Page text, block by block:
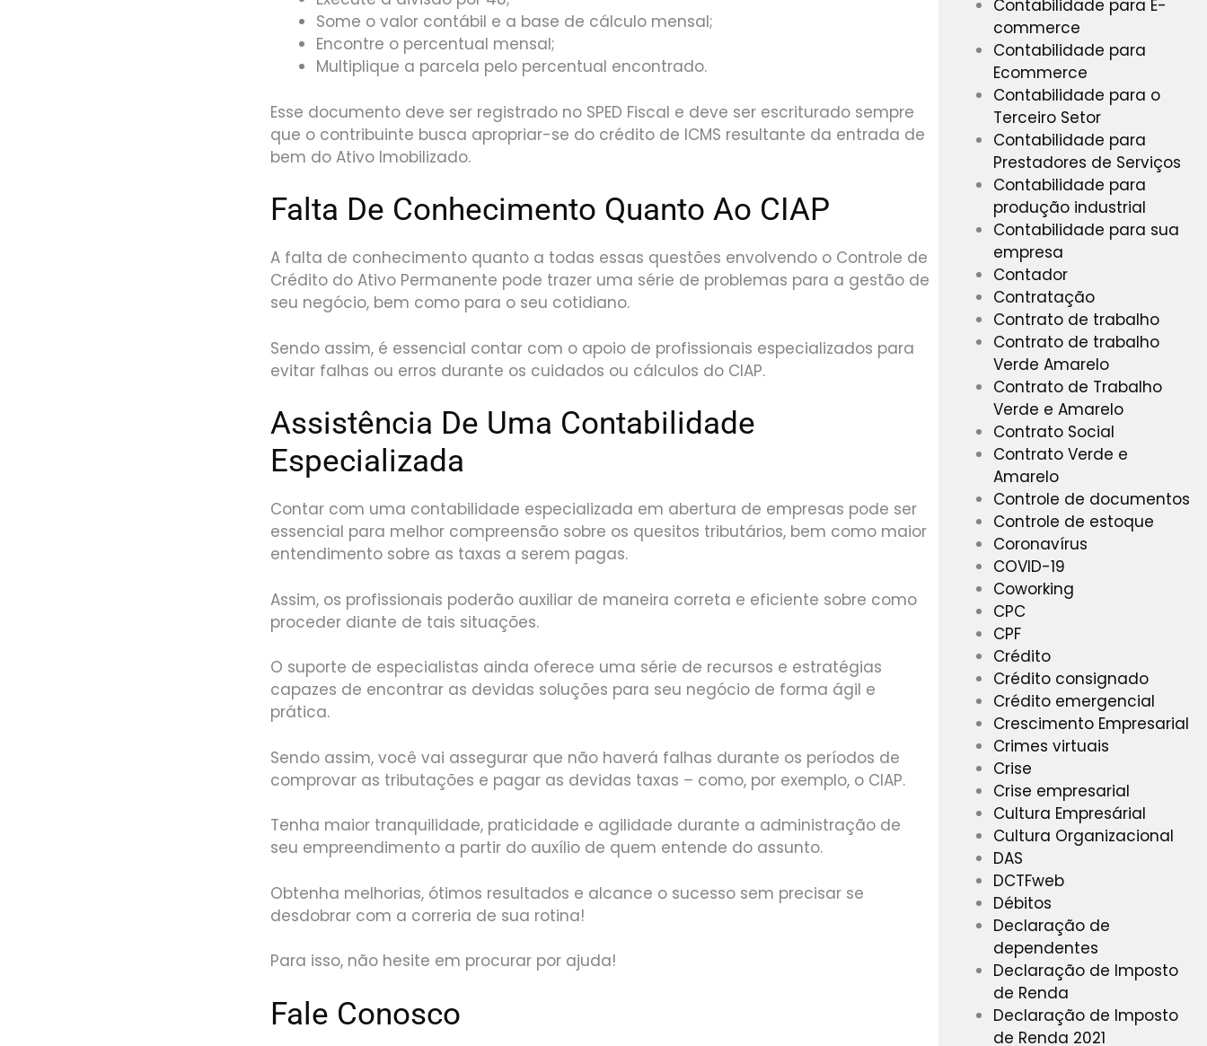
Some o valor contábil e a base de cálculo mensal;
Encontre o percentual mensal;
Multiplique a parcela pelo percentual encontrado.
Esse documento deve ser registrado no SPED Fiscal e deve ser escriturado sempre
que o contribuinte busca apropriar-se do crédito de ICMS resultante da entrada de
bem do Ativo Imobilizado.
Falta De Conhecimento Quanto Ao CIAP
A falta de conhecimento quanto a todas essas questões envolvendo o Controle de
Crédito do Ativo Permanente pode trazer uma série de problemas para a gestão de
seu negócio, bem como para o seu cotidiano.
Sendo assim, é essencial contar com o apoio de profissionais especializados para
evitar falhas ou erros durante os cuidados ou cálculos do CIAP.
Assistência De Uma Contabilidade
Especializada
Contar com uma contabilidade especializada em abertura de empresas pode ser
essencial para melhor compreensão sobre os quesitos tributários, bem como maior
entendimento sobre as taxas a serem pagas.
Assim, os profissionais poderão auxiliar de maneira correta e eficiente sobre como
proceder diante de tais situações.
O suporte de especialistas ainda oferece uma série de recursos e estratégias
capazes de encontrar as devidas soluções para seu negócio de forma ágil e
prática.
Sendo assim, você vai assegurar que não haverá falhas durante os períodos de
comprovar as tributações e pagar as devidas taxas – como, por exemplo, o CIAP.
Tenha maior tranquilidade, praticidade e agilidade durante a administração de
seu empreendimento a partir do auxílio de quem entende do assunto.
Obtenha melhorias, ótimos resultados e alcance o sucesso sem precisar se
desdobrar com a correria de sua rotina!
Para isso, não hesite em procurar por ajuda!
Fale Conosco
Contabilidade para E-
commerce
Contabilidade para
Ecommerce
Contabilidade para o
Terceiro Setor
Contabilidade para
Prestadores de Serviços
Contabilidade para
produção industrial
Contabilidade para sua
empresa
Contador
Contratação
Contrato de trabalho
Contrato de trabalho
Verde Amarelo
Contrato de Trabalho
Verde e Amarelo
Contrato Social
Contrato Verde e
Amarelo
Controle de documentos
Controle de estoque
Coronavírus
COVID-19
Coworking
CPC
CPF
Crédito
Crédito consignado
Crédito emergencial
Crescimento Empresarial
Crimes virtuais
Crise
Crise empresarial
Cultura Empresárial
Cultura Organizacional
DAS
DCTFweb
Débitos
Declaração de
dependentes
Declaração de Imposto
de Renda
Declaração de Imposto
de Renda 2021